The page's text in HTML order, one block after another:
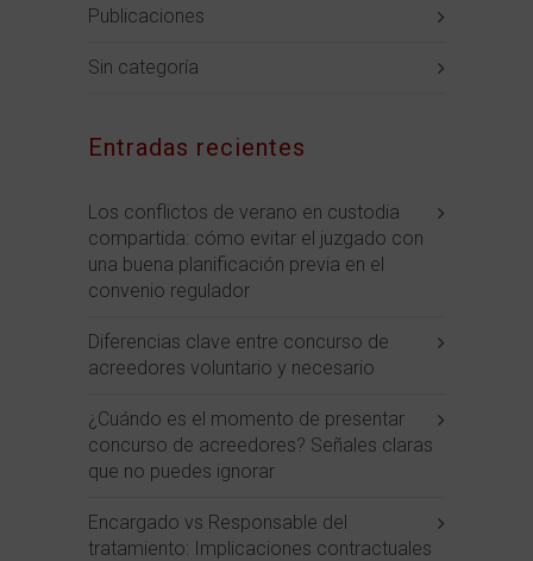
Publicaciones
Sin categoría
Entradas recientes
Los conflictos de verano en custodia
compartida: cómo evitar el juzgado con
una buena planificación previa en el
convenio regulador
Diferencias clave entre concurso de
acreedores voluntario y necesario
¿Cuándo es el momento de presentar
concurso de acreedores? Señales claras
que no puedes ignorar
Encargado vs Responsable del
tratamiento: Implicaciones contractuales